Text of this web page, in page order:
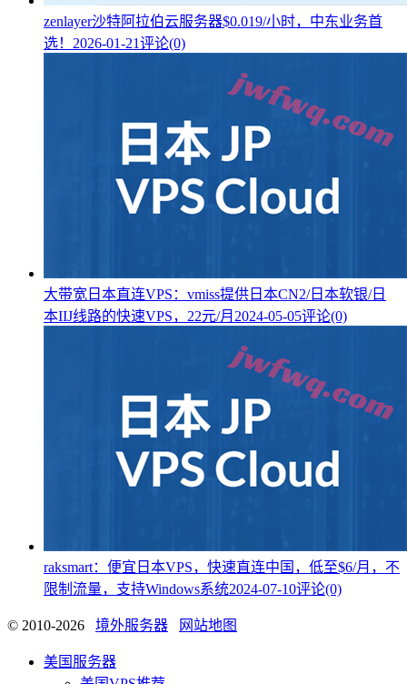
zenlayer沙特阿拉伯云服务器$0.019/小时，中东业务首
选！ 2026-01-21评论(0)
大带宽日本直连VPS：vmiss提供日本CN2/日本软银/日
本IIJ线路的快速VPS，22元/月 2024-05-05评论(0)
raksmart：便宜日本VPS，快速直连中国，低至$6/月，不
限制流量，支持Windows系统2024-07-10评论(0)
© 2010-2026 境外服务器 网站地图
美国服务器